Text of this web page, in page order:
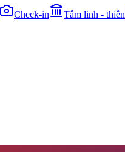
Check-in Tâm linh - thiền